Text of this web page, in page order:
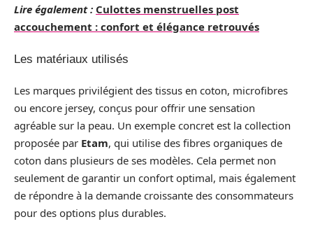
Lire également : Culottes menstruelles post
accouchement : confort et élégance retrouvés
Les matériaux utilisés
Les marques privilégient des tissus en coton, microfibres
ou encore jersey, conçus pour offrir une sensation
agréable sur la peau. Un exemple concret est la collection
proposée par Etam, qui utilise des fibres organiques de
coton dans plusieurs de ses modèles. Cela permet non
seulement de garantir un confort optimal, mais également
de répondre à la demande croissante des consommateurs
pour des options plus durables.